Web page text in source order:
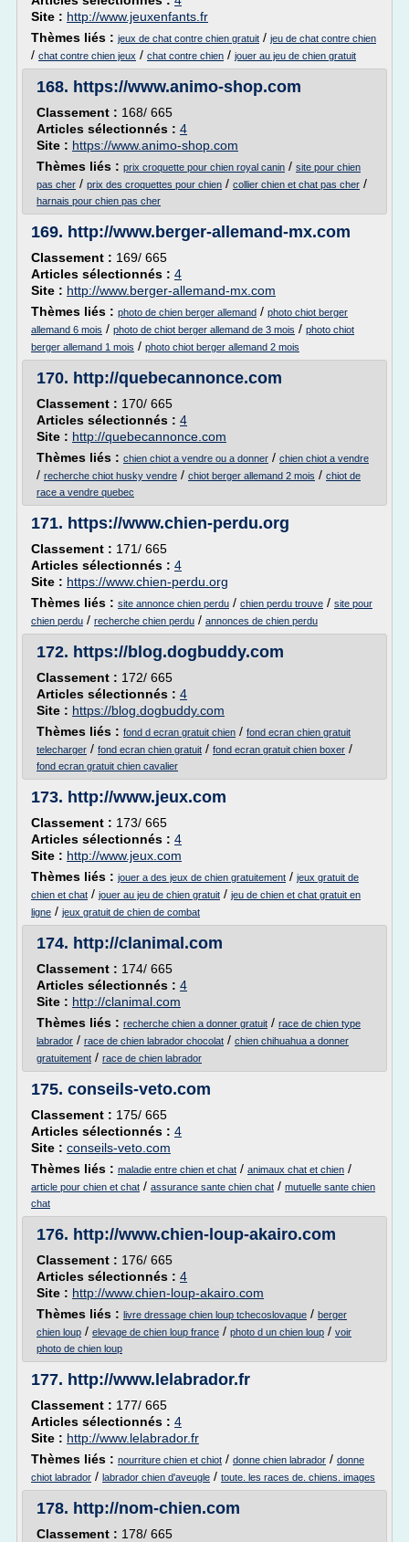
Site : http://www.jeuxenfants.fr
Thèmes liés : jeux de chat contre chien gratuit / jeu de chat contre chien
/ chat contre chien jeux / chat contre chien / jouer au jeu de chien gratuit
168. https://www.animo-shop.com
Classement : 168/ 665
Articles sélectionnés : 4
Site : https://www.animo-shop.com
Thèmes liés : prix croquette pour chien royal canin / site pour chien
pas cher / prix des croquettes pour chien / collier chien et chat pas cher /
harnais pour chien pas cher
169. http://www.berger-allemand-mx.com
Classement : 169/ 665
Articles sélectionnés : 4
Site : http://www.berger-allemand-mx.com
Thèmes liés : photo de chien berger allemand / photo chiot berger
allemand 6 mois / photo de chiot berger allemand de 3 mois / photo chiot
berger allemand 1 mois / photo chiot berger allemand 2 mois
170. http://quebecannonce.com
Classement : 170/ 665
Articles sélectionnés : 4
Site : http://quebecannonce.com
Thèmes liés : chien chiot a vendre ou a donner / chien chiot a vendre
/ recherche chiot husky vendre / chiot berger allemand 2 mois / chiot de
race a vendre quebec
171. https://www.chien-perdu.org
Classement : 171/ 665
Articles sélectionnés : 4
Site : https://www.chien-perdu.org
Thèmes liés : site annonce chien perdu / chien perdu trouve / site pour
chien perdu / recherche chien perdu / annonces de chien perdu
172. https://blog.dogbuddy.com
Classement : 172/ 665
Articles sélectionnés : 4
Site : https://blog.dogbuddy.com
Thèmes liés : fond d ecran gratuit chien / fond ecran chien gratuit
telecharger / fond ecran chien gratuit / fond ecran gratuit chien boxer /
fond ecran gratuit chien cavalier
173. http://www.jeux.com
Classement : 173/ 665
Articles sélectionnés : 4
Site : http://www.jeux.com
Thèmes liés : jouer a des jeux de chien gratuitement / jeux gratuit de
chien et chat / jouer au jeu de chien gratuit / jeu de chien et chat gratuit en
ligne / jeux gratuit de chien de combat
174. http://clanimal.com
Classement : 174/ 665
Articles sélectionnés : 4
Site : http://clanimal.com
Thèmes liés : recherche chien a donner gratuit / race de chien type
labrador / race de chien labrador chocolat / chien chihuahua a donner
gratuitement / race de chien labrador
175. conseils-veto.com
Classement : 175/ 665
Articles sélectionnés : 4
Site : conseils-veto.com
Thèmes liés : maladie entre chien et chat / animaux chat et chien /
article pour chien et chat / assurance sante chien chat / mutuelle sante chien
chat
176. http://www.chien-loup-akairo.com
Classement : 176/ 665
Articles sélectionnés : 4
Site : http://www.chien-loup-akairo.com
Thèmes liés : livre dressage chien loup tchecoslovaque / berger
chien loup / elevage de chien loup france / photo d un chien loup / voir
photo de chien loup
177. http://www.lelabrador.fr
Classement : 177/ 665
Articles sélectionnés : 4
Site : http://www.lelabrador.fr
Thèmes liés : nourriture chien et chiot / donne chien labrador / donne
chiot labrador / labrador chien d'aveugle / toute. les races de. chiens. images
178. http://nom-chien.com
Classement : 178/ 665